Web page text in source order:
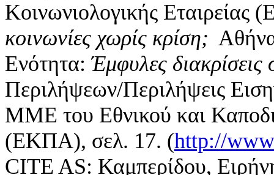
Κοινωνιολογικής
κοινωνίες χωρίς κρίση;
Ενότητα:Έμφυλες διακρίσεις
Περιλήψεων/Περιλήψεις
ΜΜΕ του Εθνικού και
(ΕΚΠΑ), σελ. 17. (http://
CITE AS: Καμπερίδου,